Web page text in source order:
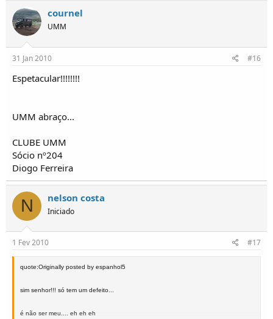
cournel
UMM
31 Jan 2010 #16
Espetacular!!!!!!!!
UMM abraço...
CLUBE UMM
Sócio nº204
Diogo Ferreira
N nelson costa
Iniciado
1 Fev 2010 #17
quote:Originally posted by espanhol5
sim senhor!!! só tem um defeito...
é não ser meu.... eh eh eh